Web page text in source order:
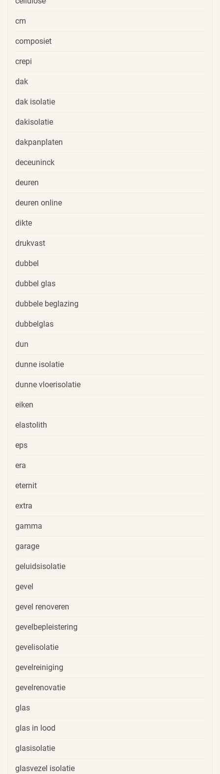
cm
composiet
crepi
dak
dak isolatie
dakisolatie
dakpanplaten
deceuninck
deuren
deuren online
dikte
drukvast
dubbel
dubbel glas
dubbele beglazing
dubbelglas
dun
dunne isolatie
dunne vloerisolatie
eiken
elastolith
eps
era
eternit
extra
gamma
garage
geluidsisolatie
gevel
gevel renoveren
gevelbepleistering
gevelisolatie
gevelreiniging
gevelrenovatie
glas
glas in lood
glasisolatie
glasvezel isolatie